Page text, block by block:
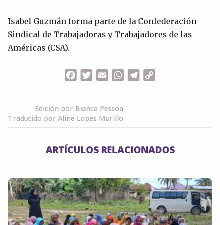
Isabel Guzmán forma parte de la Confederación
Sindical de Trabajadoras y Trabajadores de las
Américas (CSA).
FacebookTwitterEmailWhatsApp
Telegram
Edición por Bianca Pessoa
Traducido por Aline Lopes Murillo
ARTÍCULOS RELACIONADOS